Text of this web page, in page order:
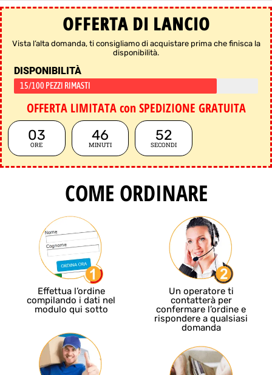
OFFERTA DI LANCIO
Vista l’alta domanda, ti consigliamo di acquistare prima che finisca la
disponibilità.
DISPONIBILITÀ
15/100 PEZZI RIMASTI
OFFERTA LIMITATA con SPEDIZIONE GRATUITA
03
ORE
46
MINUTI
50
SECONDI
COME ORDINARE
Effettua l’ordine
compilando i dati nel
modulo qui sotto
Un operatore ti
contatterà per
confermare l’ordine e
rispondere a qualsiasi
domanda